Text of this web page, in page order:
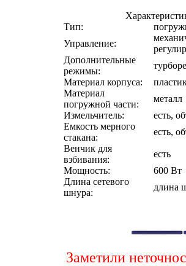
Тип:
Управление:
Дополнительные
режимы:
Материал корпуса:
Материал
погружной части:
металл
Измельчитель:
есть,
Емкость мерного
стакана:
есть,
Венчик для
взбивания:
есть
Мощность:
600 Вт
Длина сетевого
шнура:
длина
Заметили